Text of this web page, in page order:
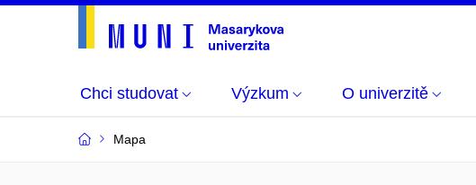
Chci studovat Výzkum O univerzitě
Mapa